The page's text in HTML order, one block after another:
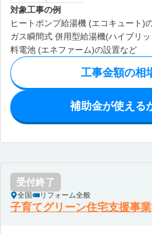
対象工事の例
ヒートポンプ給湯機 (エコキュート)
ガス瞬間式 併用型給湯機(ハイブリ
料電池 (エネファーム)の設置など
工事金額の相
補助金が使える
受付終了
全国 リフォーム全般
子育てグリーン住宅支援事業